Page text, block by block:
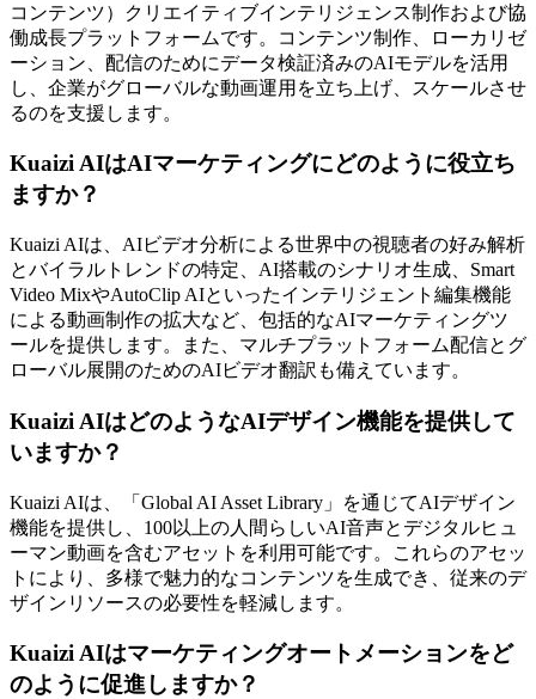
コンテンツ）クリエイティブインテリジェンス制作および協
働成長プラットフォームです。コンテンツ制作、ローカリゼ
ーション、配信のためにデータ検証済みのAIモデルを活用
し、企業がグローバルな動画運用を立ち上げ、スケールさせ
るのを支援します。
Kuaizi AIはAIマーケティングにどのように役立ち
ますか？
Kuaizi AIは、AIビデオ分析による世界中の視聴者の好み解析
とバイラルトレンドの特定、AI搭載のシナリオ生成、Smart
Video MixやAutoClip AIといったインテリジェント編集機能
による動画制作の拡大など、包括的なAIマーケティングツ
ールを提供します。また、マルチプラットフォーム配信とグ
ローバル展開のためのAIビデオ翻訳も備えています。
Kuaizi AIはどのようなAIデザイン機能を提供して
いますか？
Kuaizi AIは、「Global AI Asset Library」を通じてAIデザイン
機能を提供し、100以上の人間らしいAI音声とデジタルヒュ
ーマン動画を含むアセットを利用可能です。これらのアセッ
トにより、多様で魅力的なコンテンツを生成でき、従来のデ
ザインリソースの必要性を軽減します。
Kuaizi AIはマーケティングオートメーションをど
のように促進しますか？